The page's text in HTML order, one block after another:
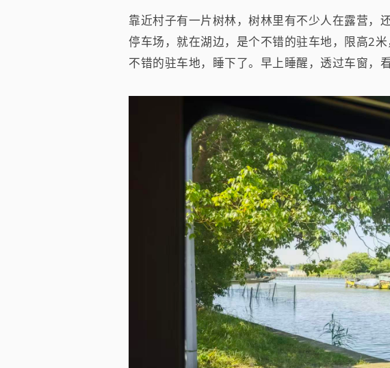
靠近村子有一片树林，树林里有不少人在露营，
停车场，就在湖边，是个不错的驻车地，限高2
不错的驻车地，睡下了。早上睡醒，透过车窗，